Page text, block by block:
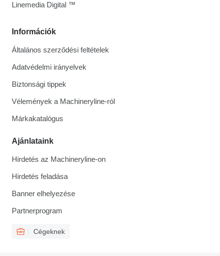
Információk
Általános szerződési feltételek
Adatvédelmi irányelvek
Biztonsági tippek
Vélemények a Machineryline-ról
Márkakatalógus
Ajánlataink
Hirdetés az Machineryline-on
Hirdetés feladása
Banner elhelyezése
Partnerprogram
Cégeknek
Linemedia Digital ™